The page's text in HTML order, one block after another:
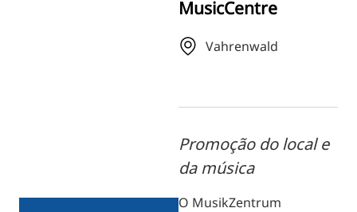
MusicCentre
Vahrenwald
Promoção do local e
da música
O MusikZentrum